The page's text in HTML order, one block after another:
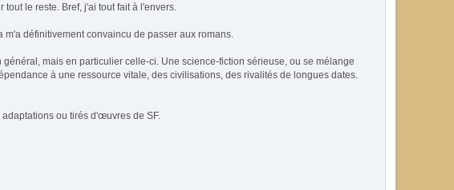
le reste. Bref, j'ai tout fait à l'envers.
définitivement convaincu de passer aux romans.
mais en particulier celle-ci. Une science-fiction sérieuse, ou se mélange
à une ressource vitale, des civilisations, des rivalités de longues dates.
ou tirés d'œuvres de SF.